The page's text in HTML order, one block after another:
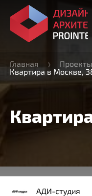
Главная Проекты
Квартира в Москве,
АДИ-студия